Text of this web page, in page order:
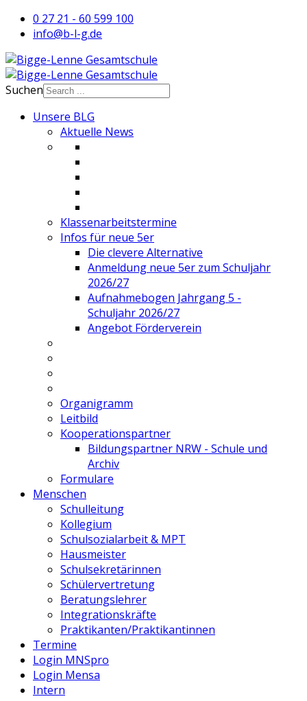
0 27 21 - 60 599 100
info@b-l-g.de
Suchen
Unsere BLG
Aktuelle News
Klassenarbeitstermine
Infos für neue 5er
Die clevere Alternative
Anmeldung neue 5er zum Schuljahr
2026/27
Aufnahmebogen Jahrgang 5 -
Schuljahr 2026/27
Angebot Förderverein
Organigramm
Leitbild
Kooperationspartner
Bildungspartner NRW - Schule und
Archiv
Formulare
Menschen
Schulleitung
Kollegium
Schulsozialarbeit & MPT
Hausmeister
Schulsekretärinnen
Schülervertretung
Beratungslehrer
Integrationskräfte
Praktikanten/Praktikantinnen
Termine
Login MNSpro
Login Mensa
Intern